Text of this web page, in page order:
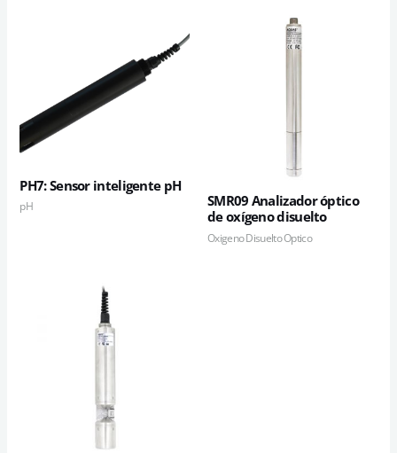
PH7: Sensor inteligente pH
pH
SMR09 Analizador óptico
de oxígeno disuelto
Oxigeno Disuelto Optico